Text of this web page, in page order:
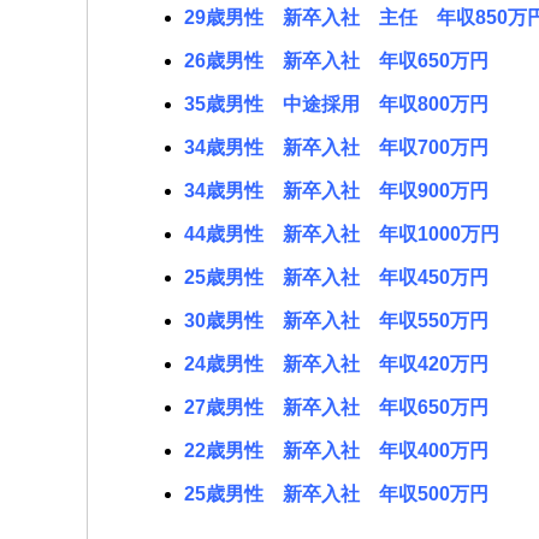
29歳男性 新卒入社 主任 年収850万
26歳男性 新卒入社 年収650万円
35歳男性 中途採用 年収800万円
34歳男性 新卒入社 年収700万円
34歳男性 新卒入社 年収900万円
44歳男性 新卒入社 年収1000万円
25歳男性 新卒入社 年収450万円
30歳男性 新卒入社 年収550万円
24歳男性 新卒入社 年収420万円
27歳男性 新卒入社 年収650万円
22歳男性 新卒入社 年収400万円
25歳男性 新卒入社 年収500万円